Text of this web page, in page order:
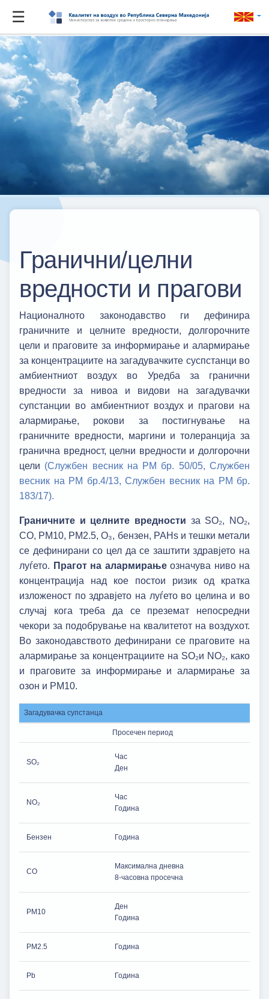
☰
Гранични/целни
вредности и прагови
Националното законодавство ги дефинира
граничните и целните вредности, долгорочните
цели и праговите за информирање и алармирање
за концентрациите на загадувачките суспстанци во
амбиентниот воздух во Уредба за гранични
вредности за нивоа и видови на загадувачки
супстанции во амбиентниот воздух и прагови на
алармирање, рокови за постигнување на
граничните вредности, маргини и толеранција за
гранична вредност, целни вредности и долгорочни
цели (Службен весник на РМ бр. 50/05, Службен
весник на РМ бр.4/13, Службен весник на РМ бр.
183/17).
Граничните и целните вредности за SO₂, NO₂,
CO, PM10, PM2.5, O₃, бензен, PAHs и тешки метали
се дефинирани со цел да се заштити здравјето на
луѓето. Прагот на алармирање означува ниво на
концентрација над кое постои ризик од кратка
изложеност по здравјето на луѓето во целина и во
случај кога треба да се преземат непосредни
чекори за подобрување на квалитетот на воздухот.
Во законодавството дефинирани се праговите на
алармирање за концентрациите на SO₂и NO₂, како
и праговите за информирање и алармирање за
озон и РМ10.
Загадувачка супстанца
Просечен период
SO₂
Час
Ден
NO₂
Час
Година
Бензен Година
CO
Максимална дневна
8-часовна просечна
PM10
Ден
Година
PM2.5 Година
Pb Година